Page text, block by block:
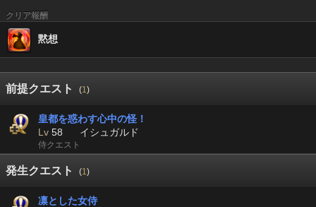
クリア報酬
黙想
前提クエスト (1)
皇都を惑わす心中の怪！
Lv 58 イシュガルド
侍クエスト
発生クエスト (1)
凛とした女侍